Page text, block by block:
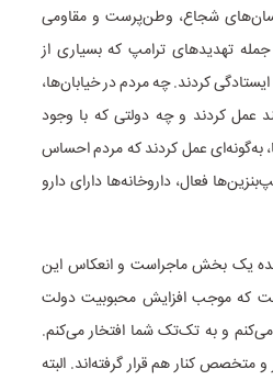
شجاع، وطن‌پرست و مقاومی
جمله تهدیدهای ترامپ که بسیاری از
ایستادگی کردند. چه مردم در خیابان‌ها،
عمل کردند و چه دولتی که با وجود
به‌گونه‌ای عمل کردند که مردم احساس
فعال، داروخانه‌ها دارای دارو
یک بخش ماجراست و انعکاس این
که موجب افزایش محبوبیت دولت
و به تک‌تک شما افتخار می‌کنم.
کنار هم قرار گرفته‌اند. البته